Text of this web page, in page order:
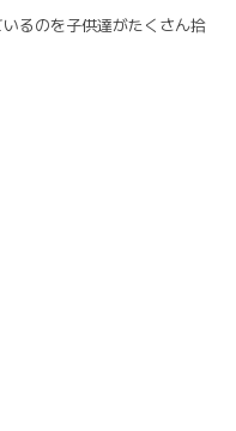
るのを子供達がたくさん拾